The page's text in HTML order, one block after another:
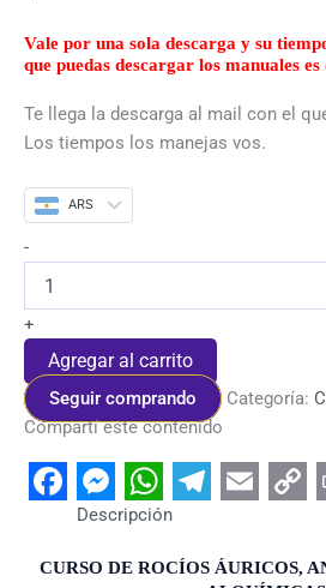
Vale por una sola descarga y su
que puedas descargar los manuales es
Te llega la descarga al mail con el
Los tiempos los manejas vos.
ARS
-
+
Agregar al carrito
Seguir comprando Categoría:
Compartí este contenido
Facebook
Messenger
WhatsApp
Descripción
CURSO DE ROCÍOS ÁURICOS,